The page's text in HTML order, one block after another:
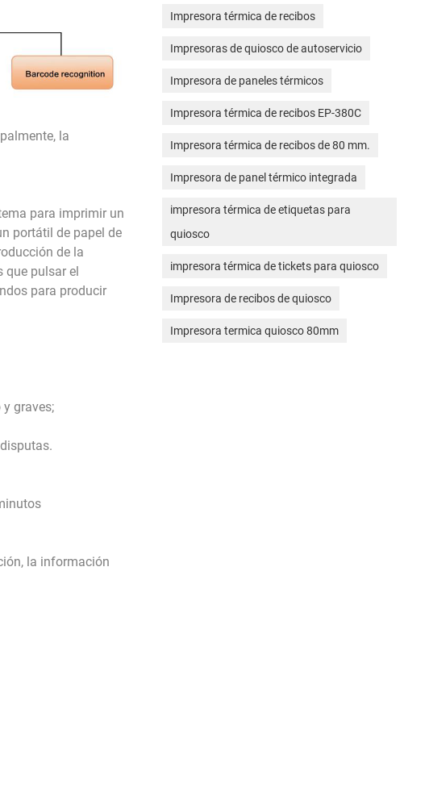
la
para imprimir un
portátil de papel de
de la
pulsar el
para producir
graves;
la información
Impresora térmica de recibos
Impresoras de quiosco de autoservicio
Impresora de paneles térmicos
Impresora térmica de recibos EP-380C
Impresora térmica de recibos de 80 mm.
Impresora de panel térmico integrada
impresora térmica de etiquetas para
quiosco
impresora térmica de tickets para quiosco
Impresora de recibos de quiosco
Impresora termica quiosco 80mm